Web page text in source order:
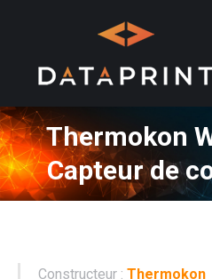
Thermokon
Capteur de
Constructeur : Thermokon